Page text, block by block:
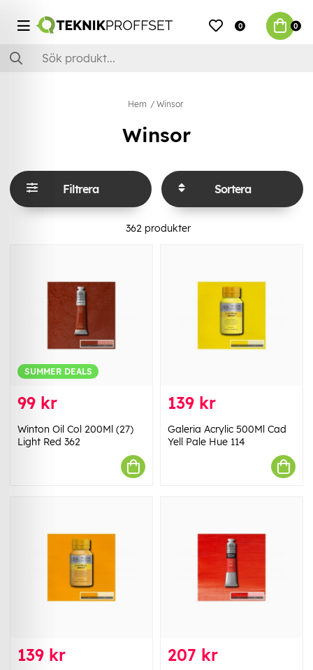
0 0
Hem Winsor
Winsor
Filtrera Sortera
362produkter
SUMMER DEALS
99 kr
Winton Oil Col 200Ml (27)
Light Red 362
139 kr
Galeria Acrylic 500Ml Cad
Yell Pale Hue 114
139 kr 207 kr